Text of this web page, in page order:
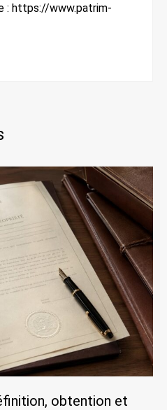
: https://www.patrim-
obtention et